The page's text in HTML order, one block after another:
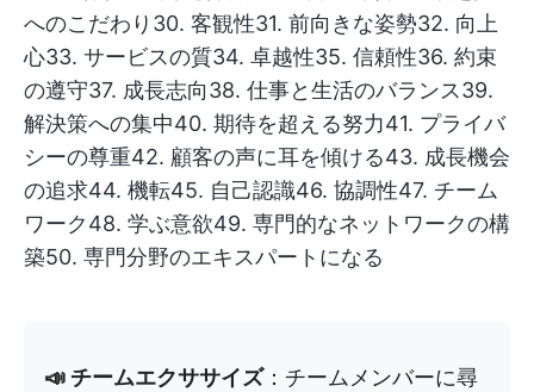
へのこだわり30. 客観性31. 前向きな姿勢32. 向上
心33. サービスの質34. 卓越性35. 信頼性36. 約束
の遵守37. 成長志向38. 仕事と生活のバランス39.
解決策への集中40. 期待を超える努力41. プライバ
シーの尊重42. 顧客の声に耳を傾ける43. 成長機会
の追求44. 機転45. 自己認識46. 協調性47. チーム
ワーク48. 学ぶ意欲49. 専門的なネットワークの構
築50. 専門分野のエキスパートになる
📣 チームエクササイズ：チームメンバーに尋